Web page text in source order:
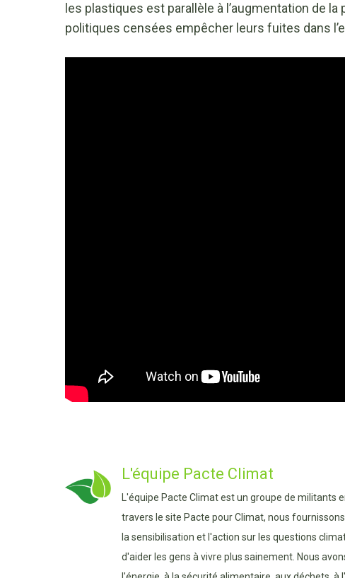
les plastiques est parallèle à l’augmentation de
politiques censées empêcher leurs fuites dans
L'équipe Pacte Climat
L'équipe Pacte Climat est un groupe de militants
travers le site Pacte pour Climat, nous
la sensibilisation et l'action sur les questions
d'aider les gens à vivre plus sainement. Nous